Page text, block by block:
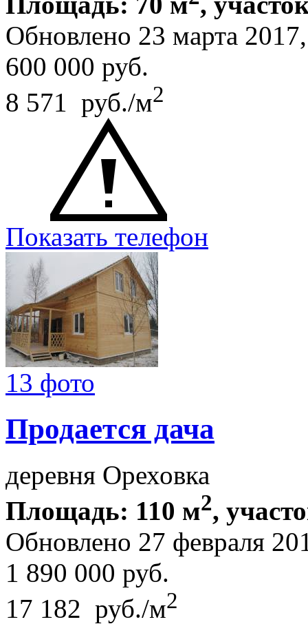
Обновлено 23 марта
600 000 руб.
8 571 руб./м2
Показать телефон
13 фото
Продается дача
деревня Ореховка
Площадь: 110 м2,
Обновлено 27 февраля
1 890 000 руб.
17 182 руб./м2